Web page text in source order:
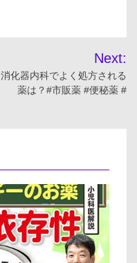
Next:
消化器内科でよく処方される
薬は？#市販薬 #便秘薬 #